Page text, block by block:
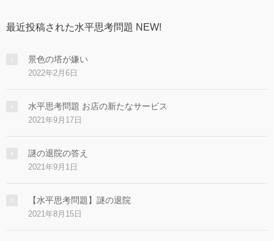
最近投稿された水平思考問題 NEW!
景色の塔が嫌い
2022年2月6日
水平思考問題 お店の新たなサービス
2021年9月17日
謎の退院の答え
2021年9月1日
【水平思考問題】謎の退院
2021年8月15日